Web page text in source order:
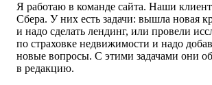
Я работаю в команде сайта. Наши
Сбера. У них есть задачи: вышла новая
и надо сделать лендинг, или провели
по страховке недвижимости и надо
новые вопросы. С этими задачами они
в редакцию.